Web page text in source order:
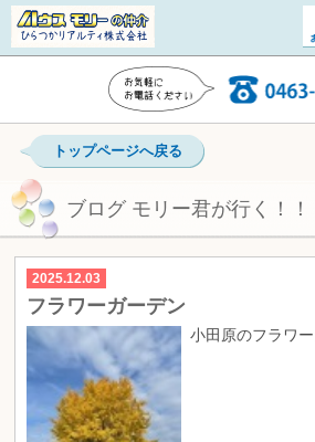
トップページへ戻る
ブログ モリー君が行く！！
2025.12.03
フラワーガーデン
小田原のフラワー